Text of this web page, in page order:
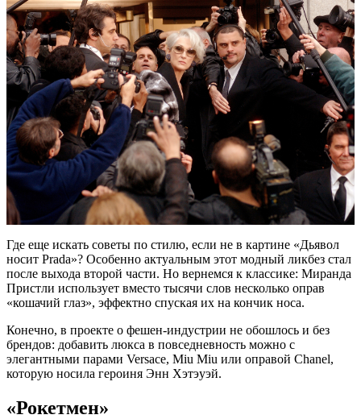
Где еще искать советы по стилю, если не в картине «Дьявол
носит Prada»? Особенно актуальным этот модный ликбез стал
после выхода второй части. Но вернемся к классике: Миранда
Пристли использует вместо тысячи слов несколько оправ
«кошачий глаз», эффектно спуская их на кончик носа.
Конечно, в проекте о фешен-индустрии не обошлось и без
брендов: добавить люкса в повседневность можно с
элегантными парами Versace, Miu Miu или оправой Chanel,
которую носила героиня Энн Хэтэуэй.
«Рокетмен»